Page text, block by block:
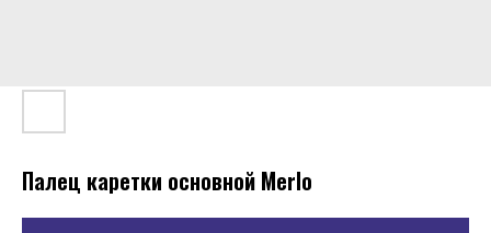
Палец каретки основной Merlo